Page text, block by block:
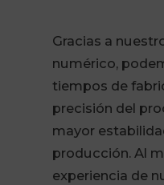
Gracias a
numérico,
tiempos de
precisión del
mayor
producción. Al
experiencia de